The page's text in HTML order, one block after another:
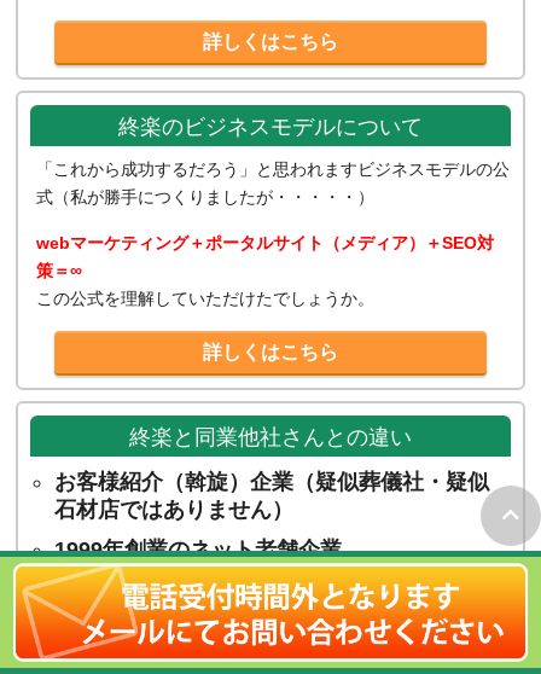
詳しくはこちら
終楽のビジネスモデルについて
「これから成功するだろう」と思われますビジネスモデルの公
式（私が勝手につくりましたが・・・・・）
webマーケティング＋ポータルサイト（メディア）＋SEO対
策＝∞
この公式を理解していただけたでしょうか。
詳しくはこちら
終楽と同業他社さんとの違い
お客様紹介（斡旋）企業（疑似葬儀社・疑似
石材店ではありません）
1999年創業のネット老舗企業
マーケティングとSEO対策に強い企業
葬送サービスに特化した企業
弊社社長の出自は流通業（ゼネラル・マーチ